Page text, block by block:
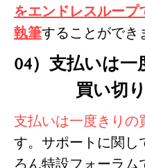
をエンドレスルー
執筆することができ
04）支払いは
買い切り
支払いは一度きりの
す。サポートに関し